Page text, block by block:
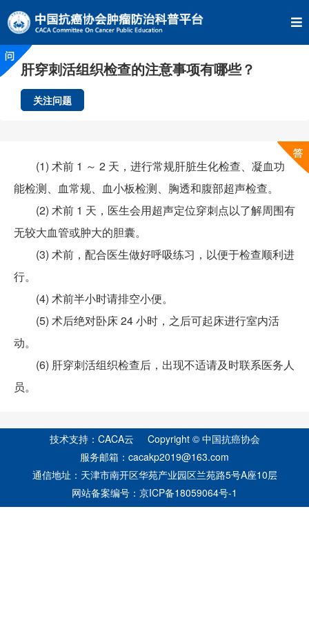
肝穿刺活组织检查的注意事项有哪些？
关注问题
(1) 术前 1 ～ 2 天，进行常规肝脏生化检查、凝血功
能检测、血常规、血小板检测、胸透和腹部超声检查。
(2) 术前 1 天，医生会用超声定位穿刺点以了解周围有
无较大血管或肿大的胆囊。
(3) 术前，配合医生做好呼吸练习，以便于检查顺利进
行。
(4) 术前半小时请排空小便。
(5) 术后绝对卧床 24 小时，之后可起床进行室内活
动。
(6) 肝穿刺活组织检查后，出现不适请及时联系医务人
员。
技术支持：CACA云 Copyright © 中国抗癌协会
服务邮箱：cacakp2019@163.com
通信地址：天津市南开区华苑产业园区兰苑路5号A座10层
网站备案编号： 京ICP备18059064号-1